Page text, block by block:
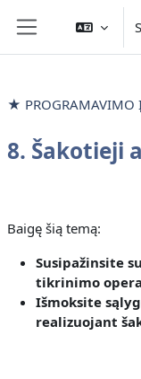
Website-
8. Šakotieji
Baigę šią temą:
Susipažinsite
tikrinimo
Išmoksite
realizuojant